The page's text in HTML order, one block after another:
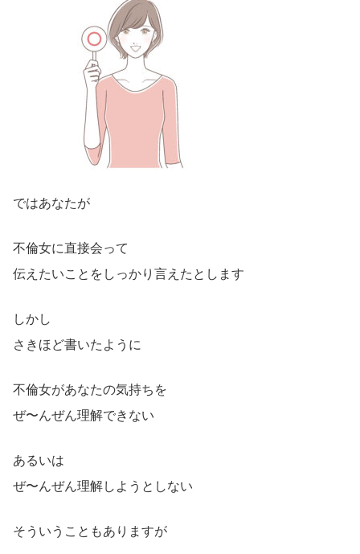
ではあなたが
不倫女に直接会って
伝えたいことをしっかり言えたとします
しかし
さきほど書いたように
不倫女があなたの気持ちを
ぜ〜んぜん理解できない
あるいは
ぜ〜んぜん理解しようとしない
そういうこともありますが